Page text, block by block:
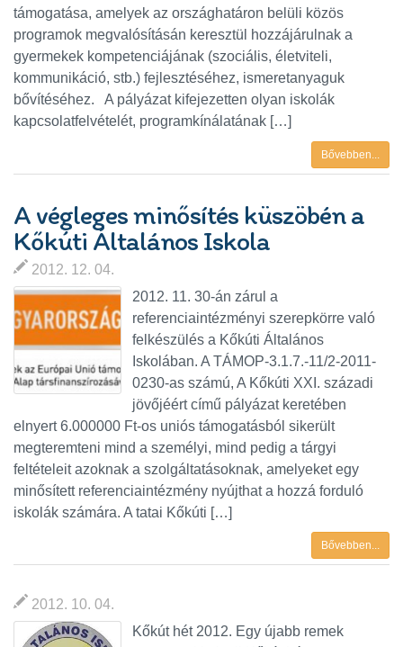
támogatása, amelyek az országhatáron belüli közös
programok megvalósításán keresztül hozzájárulnak a
gyermekek kompetenciájának (szociális, életviteli,
kommunikáció, stb.) fejlesztéséhez, ismeretanyaguk
bővítéséhez. A pályázat kifejezetten olyan iskolák
kapcsolatfelvételét, programkínálatának […]
Bővebben...
A végleges minősítés küszöbén a
Kőkúti Általános Iskola
2012. 12. 04.
2012. 11. 30-án zárul a
referenciaintézményi szerepkörre való
felkészülés a Kőkúti Általános
Iskolában. A TÁMOP-3.1.7.-11/2-2011-
0230-as számú, A Kőkúti XXI. századi
jövőjéért című pályázat keretében
elnyert 6.000000 Ft-os uniós támogatásból sikerült
megteremteni mind a személyi, mind pedig a tárgyi
feltételeit azoknak a szolgáltatásoknak, amelyeket egy
minősített referenciaintézmény nyújthat a hozzá forduló
iskolák számára. A tatai Kőkúti […]
Bővebben...
2012. 10. 04.
Kőkút hét 2012. Egy újabb remek